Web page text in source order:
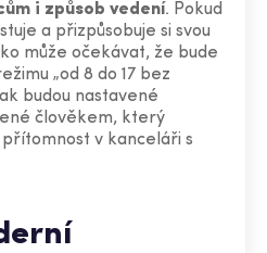
i způsob vedení. Pokud
a přizpůsobuje si svou
může očekávat, že bude
„od 8 do 17 bez
budou nastavené
člověkem, který
v kanceláři s